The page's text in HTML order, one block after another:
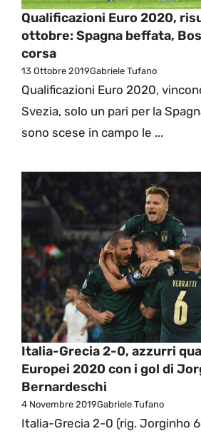
Qualificazioni Euro 2020,
ottobre: Spagna beffata,
corsa
13 Ottobre 2019Gabriele Tufano
Qualificazioni Euro 2020,
Svezia, solo un pari per la
sono scese in campo le ...
Italia-Grecia 2-0, azzurri
Europei 2020 con i gol di
Bernardeschi
4 Novembre 2019Gabriele Tufano
Italia-Grecia 2-0 (rig. Jorginho